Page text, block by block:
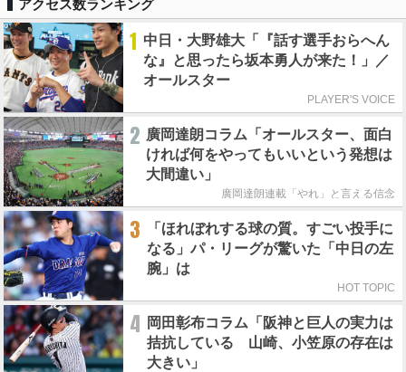
アクセス数ランキング
1 中日・大野雄大「『話す選手おらへん
な』と思ったら坂本勇人が来た！」／
オールスター
PLAYER'S VOICE
2 廣岡達朗コラム「オールスター、面白
ければ何をやってもいいという発想は
大間違い」
廣岡達朗連載「やれ」と言える信念
3
「ほれぼれする球の質。すごい投手に
なる」パ・リーグが驚いた「中日の左
腕」は
HOT TOPIC
4
岡田彰布コラム「阪神と巨人の実力は
拮抗している 山崎、小笠原の存在は
大きい」